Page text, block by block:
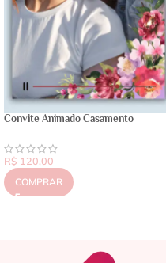
Convite Animado Casamento
R$ 120,00
COMPRAR